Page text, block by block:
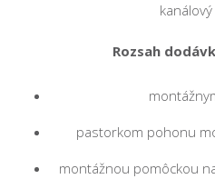
Rozsah
pastorkom pohonu
montážnou pomôckou